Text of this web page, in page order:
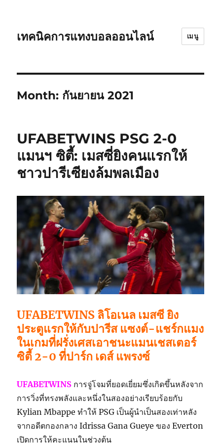
เทคนิคการแทงบอลออนไลน์ เมนู
Month: กันยายน 2021
UFABETWINS PSG 2-0
แมนฯ ซิตี้: เมสซี่ยิงคนแรกให้
ชาวปารีเซียงล้มพลเมือง
UFABETWINS ลิโอเนล เมสซี ยิง
ประตูแรกให้กับปารีส แซงต์-แชร์กแมง
ในเกมที่ฝรั่งเศสเอาชนะแมนเชสเตอร์
ซิตี้ 2-0 ที่ปาร์ก เดส์ แพรงซ์
UFABETWINS การจู่โจมที่ยอดเยี่ยมซึ่งเกิดขึ้นหลังจาก
การวิ่งที่ทรงพลังและหนึ่งในสองอย่างเรียบร้อยกับ
Kylian Mbappe ทำให้ PSG เป็นผู้นำเป็นสองเท่าหลัง
จากอดีตกองกลาง Idrissa Gana Gueye ของ Everton
เปิดการให้คะแนนในช่วงต้น